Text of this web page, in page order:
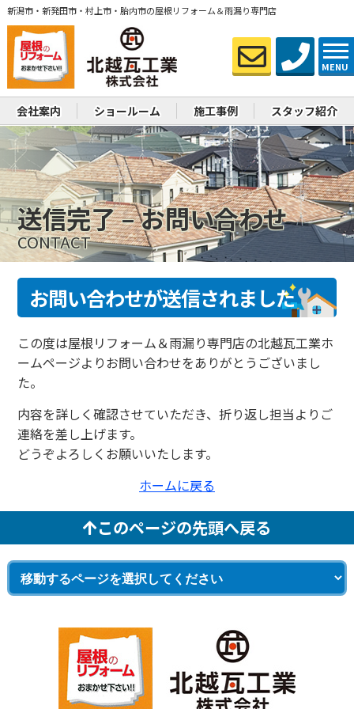
新潟市・新発田市・村上市・胎内市の屋根リフォーム＆雨漏り専門店
MENU
会社案内 ショールーム 施工事例 スタッフ紹介
送信完了 – お問い合わせ
CONTACT
お問い合わせが送信されました
この度は屋根リフォーム＆雨漏り専門店の北越瓦工業ホ
ームページよりお問い合わせをありがとうございまし
た。
内容を詳しく確認させていただき、折り返し担当よりご
連絡を差し上げます。
どうぞよろしくお願いいたします。
ホームに戻る
このページの先頭へ戻る